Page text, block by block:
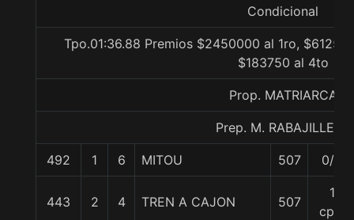
Condicional
Tpo.01:36.88 Premios $2450000 al 1ro,
$183750 al 4to
Prop. MATRIARCA
Prep. M. RABAJILLE D.
492 1 6 MITOU 507 0/0
443 2 4 TREN A CAJON 507
1
cpo.